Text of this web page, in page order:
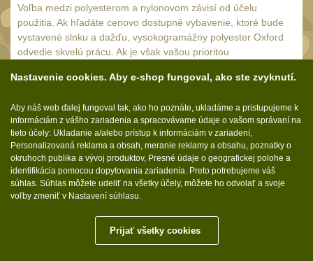
Držiaky a
príslušenstvo27
Náhradné diely
Nosiče plátů a vesty18
Prilby4
Opasky 24
Chrániče10
Ponča a pláštěnky
Voľba medzi polyesterom a nylonovom závisí od účelu
použitia. Ak hľadáte cenovo dostupné vybavenie, ktoré bude
vystavené slnku a dažďu, vysokogramážny polyester Oxford
odvedie skvelú prácu. Ak je však vašou prioritou
spoľahlivosť v bojových alebo expedičných podmienkach,
1000D a vyššou.
Sledujte nás:
Nastavenie cookies. Aby e-shop fungoval, ako ste zvyknutí.
Aby náš web ďalej fungoval tak, ako ho poznáte, ukladáme a pristupujeme k
informáciám z vášho zariadenia a spracovávame údaje o vašom správaní na
tieto účely: Ukladanie a/alebo prístup k informáciám v zariadení,
Personalizovaná reklama a obsah, meranie reklamy a obsahu, poznatky o
okruhoch publika a vývoj produktov, Presné údaje o geografickej polohe a
identifikácia pomocou dopytovania zariadenia. Preto potrebujeme váš
súhlas. Súhlas môžete udeliť na všetky účely, môžete ho odvolať a svoje
voľby zmeniť v Nastavení súhlasu.
Prijať všetky cookies